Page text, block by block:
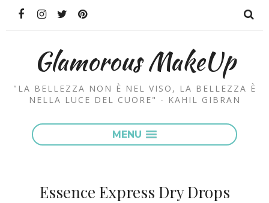
Glamorous MakeUp
"LA BELLEZZA NON È NEL VISO, LA BELLEZZA È
NELLA LUCE DEL CUORE" - KAHIL GIBRAN
MENU
Essence Express Dry Drops